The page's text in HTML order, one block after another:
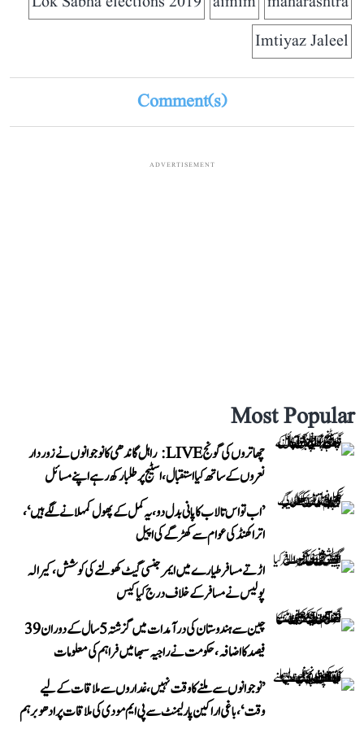
Imtiyaz Jaleel
Comment(s)
ADVERTISEMENT
Most Popular
چھاتروں کی گونج LIVE: راہل گاندھی کا نوجوانوں نے زوردار
نعروں کے ساتھ کیا استقبال، اسٹیج پر طلبا رکھ رہے اپنے مسائل
’اب تو اس تالاب کا پانی بدل دو، یہ کمل کے پھول کمہلانے لگے ہیں‘،
اتراکھنڈ کی عوام سے کھڑگے کی اپیل
اڑتے مسافر طیارے میں ایمرجنسی گیٹ کھولنے کی کوشش، کیرالہ
پولیس نے مسافر کے خلاف درج کیا کیس
چین سے ہندوستان کی درآمدات میں گزشتہ 5 سال کے دوران 39
فیصد کا اضافہ، حکومت نے راجیہ سبھا میں فراہم کی معلومات
’نوجوانوں سے ملنے کا وقت نہیں، غداروں سے ملاقات کے لیے
وقت‘، باغی اراکین پارلیمنٹ سے پی ایم مودی کی ملاقات پر ادھو برہم